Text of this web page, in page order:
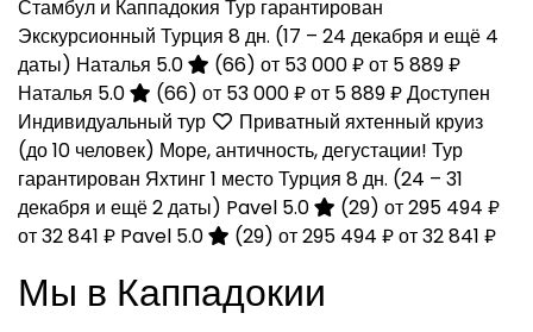
Стамбул и Каппадокия Тур гарантирован
Экскурсионный Турция 8 дн. (17 – 24 декабря и ещё 4
даты) Наталья 5.0 (66) от 53 000 ₽от 5 889 ₽
Наталья 5.0
(66) от 53 000 ₽от 5 889 ₽Доступен
Индивидуальный тур
Приватный яхтенный круиз
(до 10 человек) Море, античность, дегустации! Тур
гарантирован Яхтинг 1 место Турция 8 дн. (24 – 31
декабря и ещё 2 даты) Pavel 5.0 (29) от 295 494 ₽
от 32 841 ₽ Pavel 5.0 (29) от 295 494 ₽от 32 841 ₽
Мы в Каппадокии